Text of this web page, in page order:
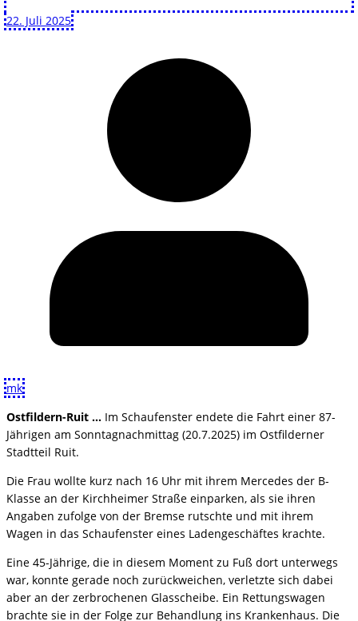
22. Juli 2025
mk
Ostfildern-Ruit … Im Schaufenster endete die Fahrt einer 87-
Jährigen am Sonntagnachmittag (20.7.2025) im Ostfilderner
Stadtteil Ruit.
Die Frau wollte kurz nach 16 Uhr mit ihrem Mercedes der B-
Klasse an der Kirchheimer Straße einparken, als sie ihren
Angaben zufolge von der Bremse rutschte und mit ihrem
Wagen in das Schaufenster eines Ladengeschäftes krachte.
Eine 45-Jährige, die in diesem Moment zu Fuß dort unterwegs
war, konnte gerade noch zurückweichen, verletzte sich dabei
aber an der zerbrochenen Glasscheibe. Ein Rettungswagen
brachte sie in der Folge zur Behandlung ins Krankenhaus. Die